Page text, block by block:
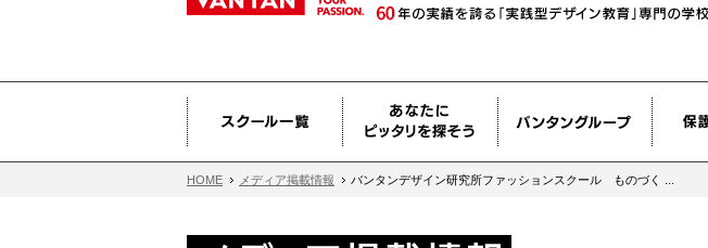
HOME メディア掲載情報 バンタンデザイン研究所ファッションスクール ものづく ...